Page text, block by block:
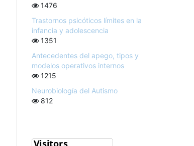
1476
Trastornos psicóticos límites en la
infancia y adolescencia
1351
Antecedentes del apego, tipos y
modelos operativos internos
1215
Neurobiología del Autismo
812